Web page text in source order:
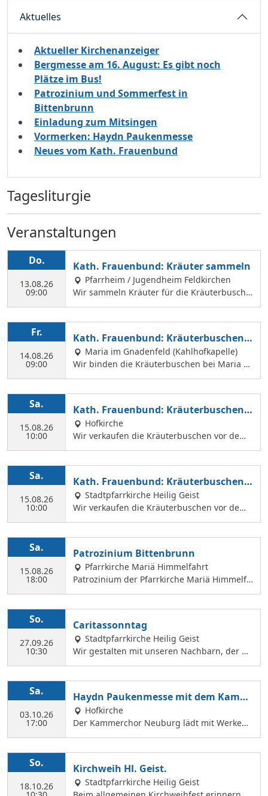
Aktuelles
Aktueller Kirchenanzeiger
Bergmesse am 16. August: Es gibt noch
Plätze im Bus!
Patrozinium und Sommerfest in
Bittenbrunn
Einladung zum Mitsingen
Vormerken: Haydn Paukenmesse
Neues vom Kath. Frauenbund
Tagesliturgie
Veranstaltungen
Do.
13.08.26
09:00
Kath. Frauenbund: Kräuter sammeln
Pfarrheim / Jugendheim Feldkirchen
Wir sammeln Kräuter für die Kräuterbusche
n, die wir am 14. August binden und an Mar
Margit Ettig am Jugendheim Feldkirchen.
Fr.
14.08.26
09:00
Kath. Frauenbund: Kräuterbuschen b
inden
Maria im Gnadenfeld (Kahlhofkapelle)
Wir binden die Kräuterbuschen bei Maria a
m Kahlhof. Wir brauchen viele Helferinnen z
der Hl. Geist Kirche Kräuterbuschen verkauf
en können.
Sa.
15.08.26
10:00
Kath. Frauenbund: Kräuterbuschen V
erkauf
Hofkirche
Wir verkaufen die Kräuterbuschen vor dem
Festgottesdienst in der Hofkirche.
Sa.
15.08.26
10:00
Kath. Frauenbund: Kräuterbuschen V
erkauf
Stadtpfarrkirche Heilig Geist
Wir verkaufen die Kräuterbuschen vor dem
Festgottesdienst in der Hl. Geist Kirche.
Sa.
15.08.26
18:00
Patrozinium Bittenbrunn
Pfarrkirche Mariä Himmelfahrt
Patrozinium der Pfarrkirche Mariä Himmelfa
hrt in Bittenbrunn Um 18:00 Uhr Festgottesd
Gestaltung durch den Kirchenchor Laetare, l
eckere Speisen, Fassbier und Weinbar. Kind
erprogramm Wir freuen uns auf dich!
So.
27.09.26
10:30
Caritassonntag
Stadtpfarrkirche Heilig Geist
Wir gestalten mit unseren Nachbarn, der Ca
ritasstation den Gottesdienst.
Sa.
03.10.26
17:00
Haydn Paukenmesse mit dem Kamm
erchor
Hofkirche
Der Kammerchor Neuburg lädt mit Werken
von Josef Haydn zum Konzert in der Hofkirch
ese Hob. XXIIIc:2 KAMMERCHOR NEUBURG S
olisten: KATHARINA WITTMANN Sopran JUDI
So.
18.10.26
Kirchweih Hl. Geist.
Stadtpfarrkirche Heilig Geist